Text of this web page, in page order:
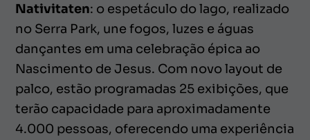
Nativitaten: o espetáculo do lago, realizado
no Serra Park, une fogos, luzes e águas
dançantes em uma celebração épica ao
Nascimento de Jesus. Com novo layout de
palco, estão programadas 25 exibições, que
terão capacidade para aproximadamente
4.000 pessoas, oferecendo uma experiência